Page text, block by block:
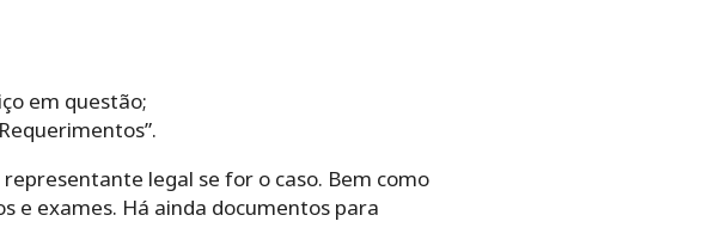
em questão;
legal se for o caso. Bem como
e exames. Há ainda documentos para